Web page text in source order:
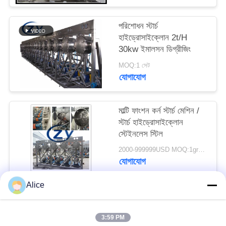
PRIVACY
POLICY
পরিশোধন স্টার্চ
হাইড্রোসাইক্লোন 2t/H
30kw ইমালসন ডিগ্রীজিং
MOQ:1 সেট
যোগাযোগ
মাল্টি ফাংশন কর্ন স্টার্চ মেশিন /
স্টার্চ হাইড্রোসাইক্লোন
স্টেইনলেস স্টিল
2000-999999USD MOQ:1group
যোগাযোগ
Alice
3:59 PM